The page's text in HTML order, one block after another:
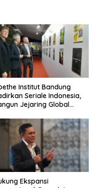
Institut Bandung
Seriale Indonesia,
Jejaring Global
Ekspansi